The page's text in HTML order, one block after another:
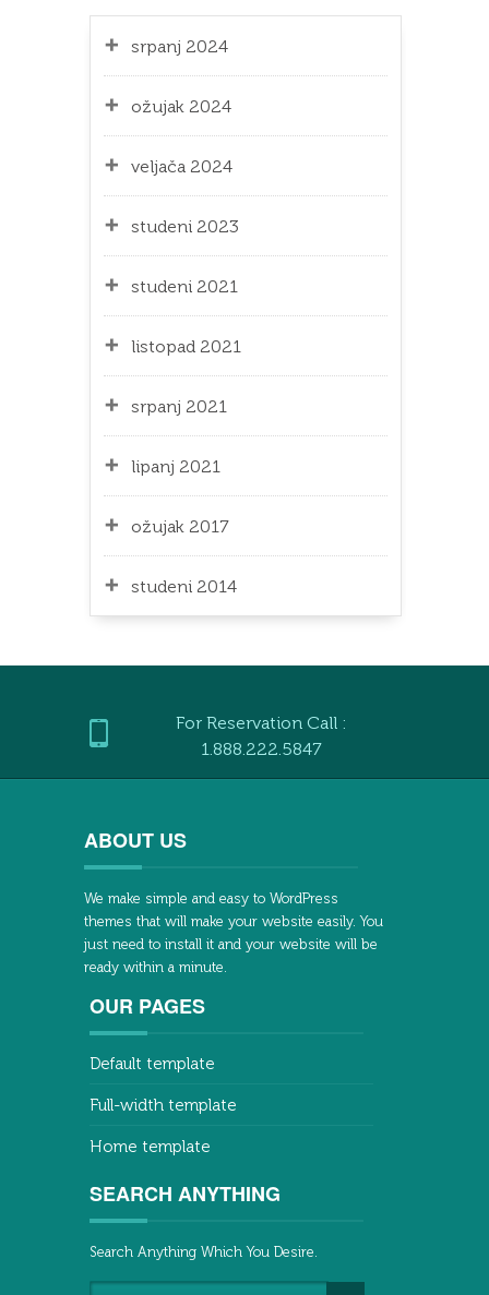
srpanj 2024
ožujak 2024
veljača 2024
studeni 2023
studeni 2021
listopad 2021
srpanj 2021
lipanj 2021
ožujak 2017
studeni 2014
For Reservation Call :
1.888.222.5847
ABOUT US
We make simple and easy to WordPress
themes that will make your website easily. You
just need to install it and your website will be
ready within a minute.
OUR PAGES
Default template
Full-width template
Home template
SEARCH ANYTHING
Search Anything Which You Desire.